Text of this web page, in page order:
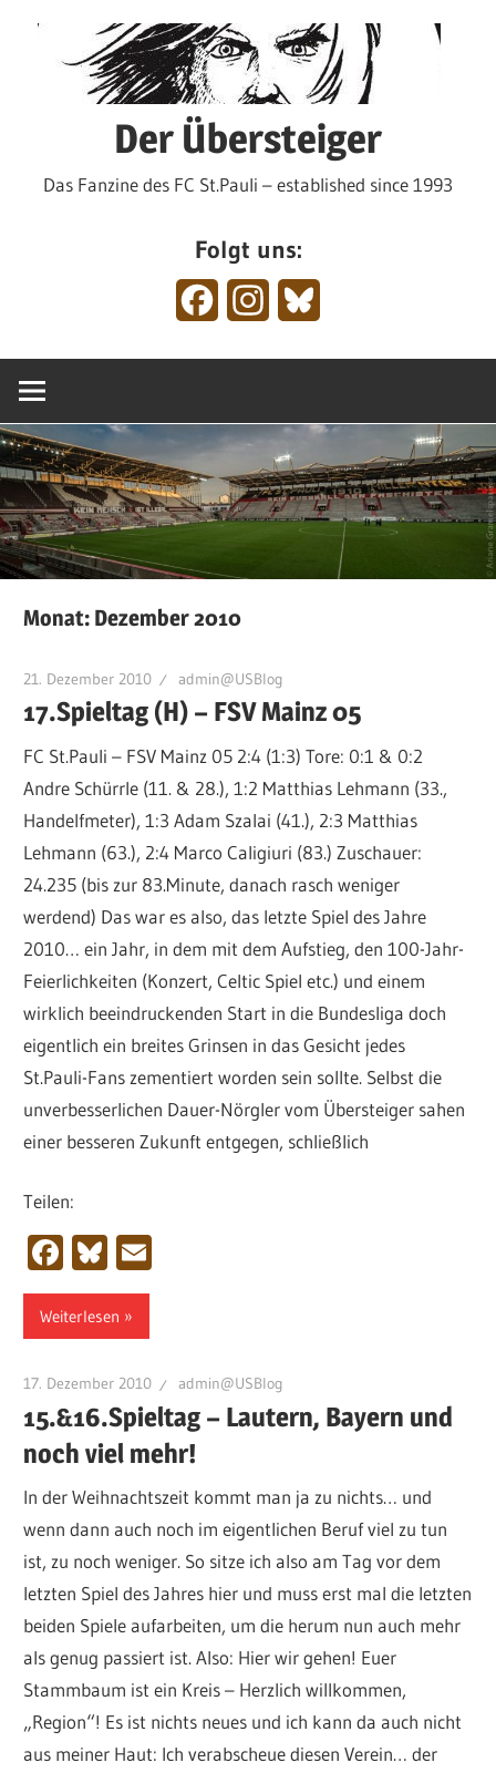
Der Übersteiger
Das Fanzine des FC St.Pauli – established since 1993
Folgt uns:
FacebookInstagram
Monat: Dezember 2010
21. Dezember 2010 admin@USBlog
17.Spieltag (H) – FSV Mainz 05
FC St.Pauli – FSV Mainz 05 2:4 (1:3) Tore: 0:1 & 0:2
Andre Schürrle (11. & 28.), 1:2 Matthias Lehmann (33.,
Handelfmeter), 1:3 Adam Szalai (41.), 2:3 Matthias
Lehmann (63.), 2:4 Marco Caligiuri (83.) Zuschauer:
24.235 (bis zur 83.Minute, danach rasch weniger
werdend) Das war es also, das letzte Spiel des Jahre
2010… ein Jahr, in dem mit dem Aufstieg, den 100-Jahr-
Feierlichkeiten (Konzert, Celtic Spiel etc.) und einem
wirklich beeindruckenden Start in die Bundesliga doch
eigentlich ein breites Grinsen in das Gesicht jedes
St.Pauli-Fans zementiert worden sein sollte. Selbst die
unverbesserlichen Dauer-Nörgler vom Übersteiger sahen
einer besseren Zukunft entgegen, schließlich
Teilen:
Facebook
Bluesky
Weiterlesen
17. Dezember 2010 admin@USBlog
15.&16.Spieltag – Lautern, Bayern und
noch viel mehr!
In der Weihnachtszeit kommt man ja zu nichts… und
wenn dann auch noch im eigentlichen Beruf viel zu tun
ist, zu noch weniger. So sitze ich also am Tag vor dem
letzten Spiel des Jahres hier und muss erst mal die letzten
beiden Spiele aufarbeiten, um die herum nun auch mehr
als genug passiert ist. Also: Hier wir gehen! Euer
Stammbaum ist ein Kreis – Herzlich willkommen,
„Region“! Es ist nichts neues und ich kann da auch nicht
aus meiner Haut: Ich verabscheue diesen Verein… der